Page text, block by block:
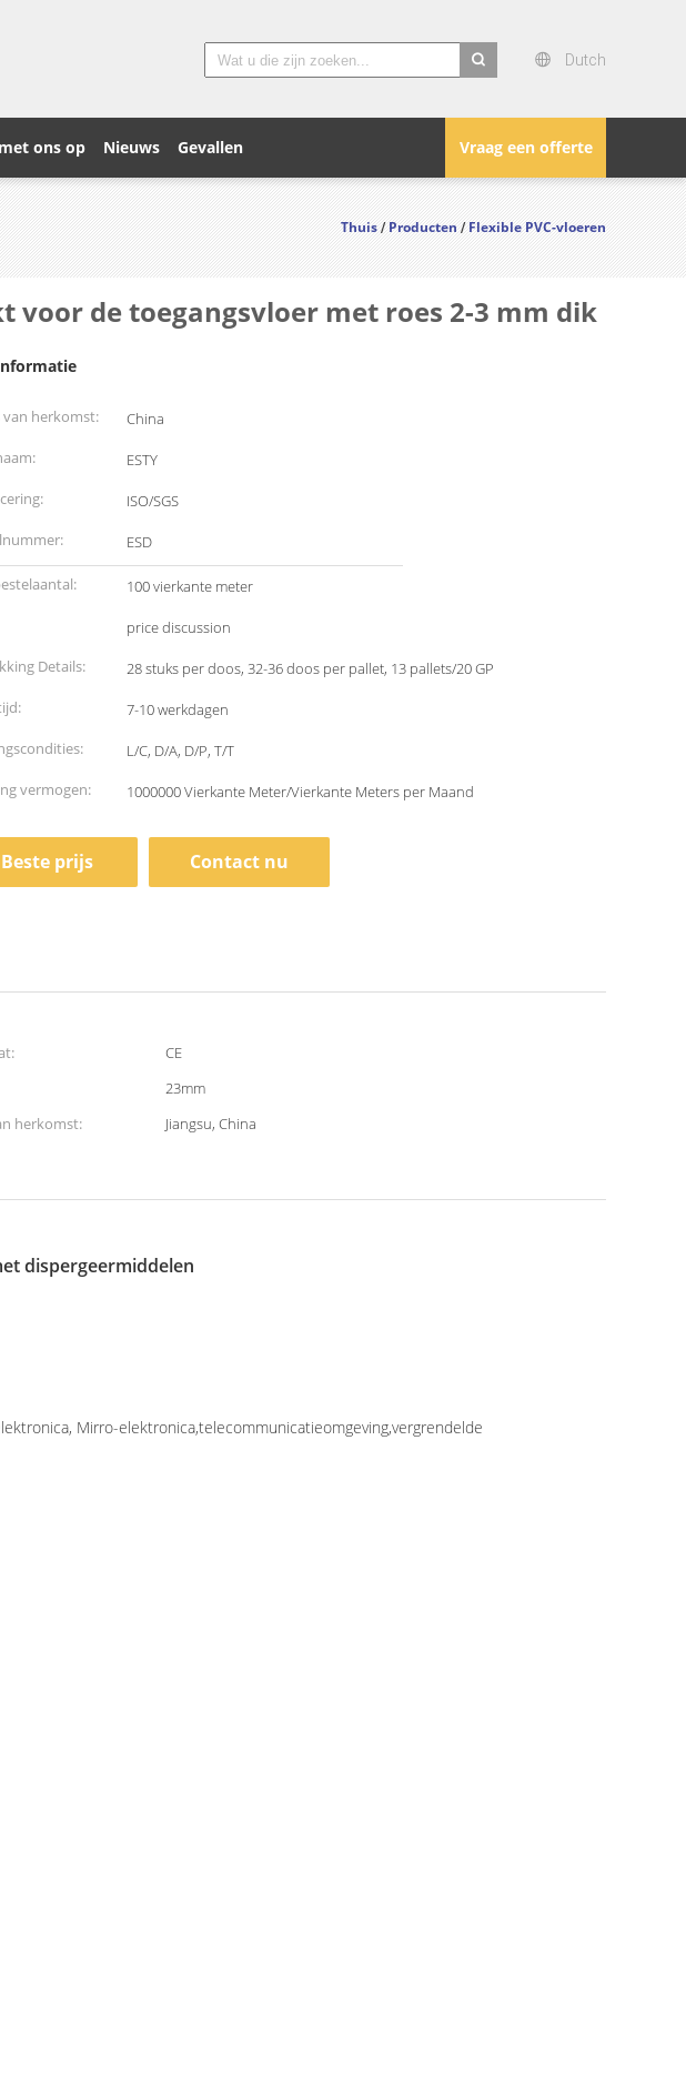
Dutch
Vraag een offerte
ons op Nieuws Gevallen
Thuis /Producten/Flexible PVC-vloeren
de toegangsvloer met roes 2-3 mm dik
van herkomst:
China
ESTY
ISO/SGS
ESD
100 vierkante meter
price discussion
Details:
28 stuks per doos, 32-36 doos per pallet, 13 pallets/20 GP
7-10 werkdagen
L/C, D/A, D/P, T/T
vermogen:
1000000 Vierkante Meter/Vierkante Meters per Maand
Beste prijs Contact nu
CE
23mm
herkomst:
Jiangsu, China
dispergeermiddelen
Mirro-elektronica,telecommunicatieomgeving,vergrendelde